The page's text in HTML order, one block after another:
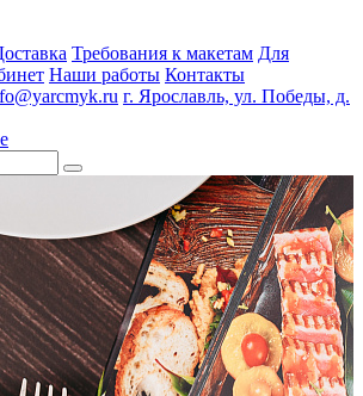
Требования к макетам Для
Наши работы Контакты
г. Ярославль, ул. Победы, д.